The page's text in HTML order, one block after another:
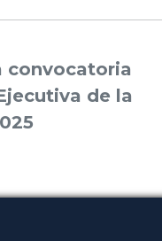
convocatoria
de la